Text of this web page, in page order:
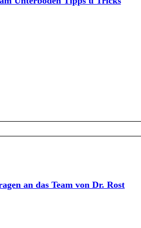
an das Team von Dr. Rost